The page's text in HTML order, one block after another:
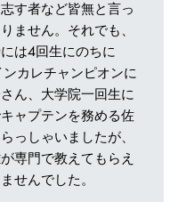
す者など皆無と言っ
ません。それでも、
は4回生にのちに
カレチャンピオンに
ん、大学院一回生に
ャプテンを務める佐
っしゃいましたが、
専門で教えてもらえ
せんでした。